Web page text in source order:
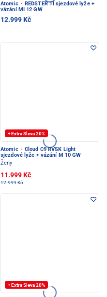
Atomic · REDSTER TI sjezdové lyže +
vázání MI 12 GW
12.999 Kč
+ Extra Sleva 20%
Atomic · Cloud C9 RVSK Light
sjezdové lyže + vázání M 10 GW
Ženy
11.999 Kč
12.999 Kč
+ Extra Sleva 20%